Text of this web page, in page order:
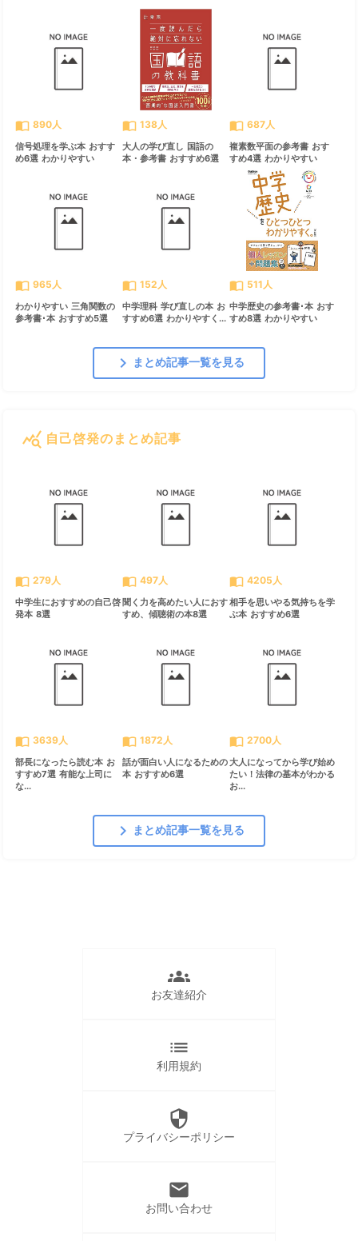
import_contacts 890人
信号処理を学ぶ本 おすす
め6選 わかりやすい
import_contacts 138人
大人の学び直し 国語の
本・参考書 おすすめ6選
import_contacts 687人
複素数平面の参考書 おす
すめ4選 わかりやすい
import_contacts 965人
わかりやすい 三角関数の
参考書･本 おすすめ5選
import_contacts 152人
中学理科 学び直しの本 お
すすめ6選 わかりやすく...
import_contacts 511人
中学歴史の参考書･本 おす
すめ8選 わかりやすい
chevron_right まとめ記事一覧を見る
query_stats 自己啓発のまとめ記事
import_contacts 279人
中学生におすすめの自己啓
発本 8選
import_contacts 497人
聞く力を高めたい人におす
すめ、傾聴術の本8選
import_contacts 4205人
相手を思いやる気持ちを学
ぶ本 おすすめ6選
import_contacts 3639人
部長になったら読む本 お
すすめ7選 有能な上司に
な...
import_contacts 1872人
話が面白い人になるための
本 おすすめ6選
import_contacts 2700人
大人になってから学び始め
たい！法律の基本がわかる
お...
chevron_right まとめ記事一覧を見る
groups
お友達紹介
list
利用規約
security
プライバシーポリシー
mail
お問い合わせ